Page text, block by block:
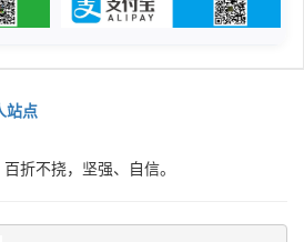
站点
折不挠，坚强、自信。